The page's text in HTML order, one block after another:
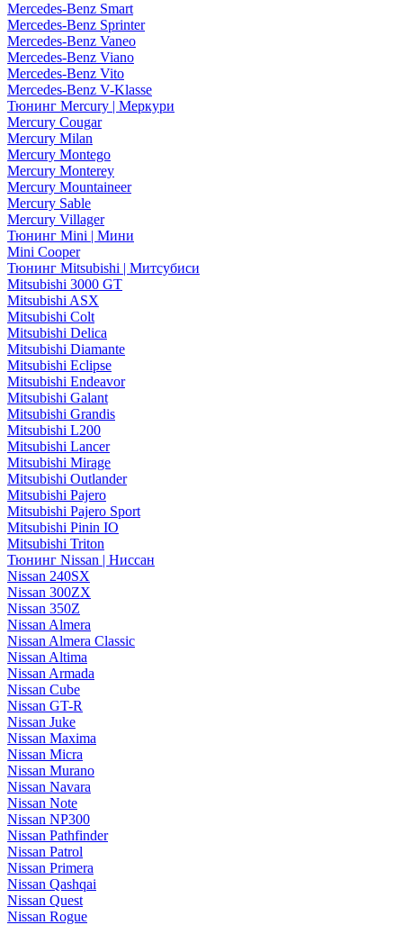
Mercedes-Benz Smart
Mercedes-Benz Sprinter
Mercedes-Benz Vaneo
Mercedes-Benz Viano
Mercedes-Benz Vito
Mercedes-Benz V-Klasse
Тюнинг Mercury | Меркури
Mercury Cougar
Mercury Milan
Mercury Montego
Mercury Monterey
Mercury Mountaineer
Mercury Sable
Mercury Villager
Тюнинг Mini | Мини
Mini Cooper
Тюнинг Mitsubishi | Митсубиси
Mitsubishi 3000 GT
Mitsubishi ASX
Mitsubishi Colt
Mitsubishi Delica
Mitsubishi Diamante
Mitsubishi Eclipse
Mitsubishi Endeavor
Mitsubishi Galant
Mitsubishi Grandis
Mitsubishi L200
Mitsubishi Lancer
Mitsubishi Mirage
Mitsubishi Outlander
Mitsubishi Pajero
Mitsubishi Pajero Sport
Mitsubishi Pinin IO
Mitsubishi Triton
Тюнинг Nissan | Ниссан
Nissan 240SX
Nissan 300ZX
Nissan 350Z
Nissan Almera
Nissan Almera Classic
Nissan Altima
Nissan Armada
Nissan Cube
Nissan GT-R
Nissan Juke
Nissan Maxima
Nissan Micra
Nissan Murano
Nissan Navara
Nissan Note
Nissan NP300
Nissan Pathfinder
Nissan Patrol
Nissan Primera
Nissan Qashqai
Nissan Quest
Nissan Rogue